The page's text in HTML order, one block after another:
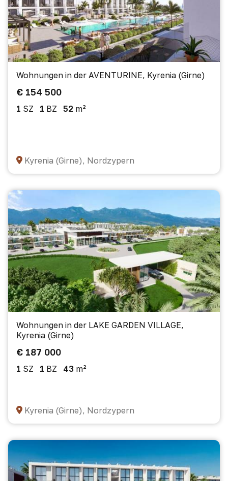
Wohnungen in der AVENTURINE, Kyrenia (Girne)
€ 154 500
1 SZ 1 BZ 52 m²
Kyrenia (Girne), Nordzypern
Wohnungen in der LAKE GARDEN VILLAGE,
Kyrenia (Girne)
€ 187 000
1 SZ 1 BZ 43 m²
Kyrenia (Girne), Nordzypern